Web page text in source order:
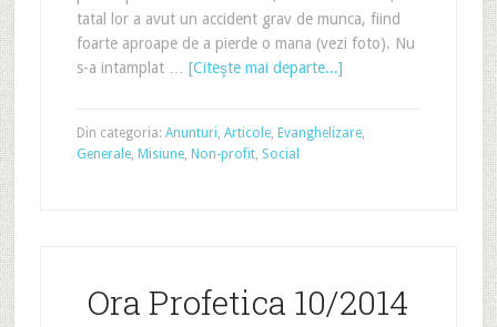
tatal lor a avut un accident grav de munca, fiind
foarte aproape de a pierde o mana (vezi foto). Nu
s-a intamplat … [Citeşte mai departe...]
Din categoria: Anunturi, Articole, Evanghelizare,
Generale, Misiune, Non-profit, Social
Ora Profetica 10/2014